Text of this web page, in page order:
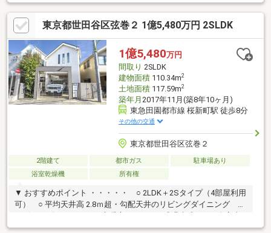
東京都世田谷区弦巻２ 1億5,480万円 2SLDK
1億5,480万円
間取り 2SLDK
建物面積110.34m2
土地面積117.59m2
築年月 2017年11月(築8年10ヶ月)
東急田園都市線 桜新町駅 徒歩8分
その他の交通
東京都世田谷区弦巻２
2階建て 都市ガス
駐車場あり
浴室乾燥機
所有権
▼ おすすめポイント ・・・・・ ○ 2LDK＋2Sタイプ（4部屋利用
可） ○ 平均天井高 2.8ｍ超・勾配天井のリビングダイニング ○
リビングダイニングには床暖房あり（TES式温水式） ○ 全室南
向きにつき、日当たり良好 ○ 南面バルコニー ○ パントリーや